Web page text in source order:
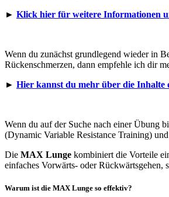
► Klick hier für weitere Informationen
Wenn du zunächst grundlegend wieder in
Rückenschmerzen, dann empfehle ich dir
► Hier kannst du mehr über die Inhalte
Wenn du auf der Suche nach einer Übung
(Dynamic Variable Resistance Training)
Die MAX Lunge kombiniert die Vorteile
einfaches Vorwärts- oder Rückwärtsgehen,
Warum ist die MAX Lunge so effektiv?